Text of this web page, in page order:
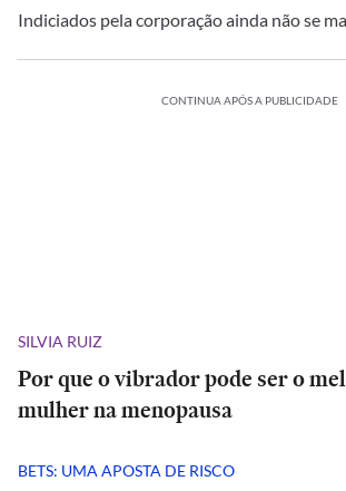
Indiciados pela corporação ainda não se
CONTINUA APÓS A PUBLICIDADE
SILVIA RUIZ
Por que o vibrador pode ser o
mulher na menopausa
BETS: UMA APOSTA DE RISCO